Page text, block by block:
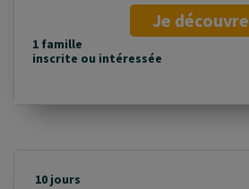
Je découvre
1 famille
inscrite ou intéressée
10 jours